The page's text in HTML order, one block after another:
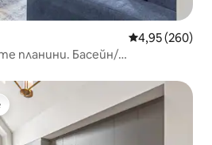
Средна
4,95 (260)
планини. Басейн/
на гостите